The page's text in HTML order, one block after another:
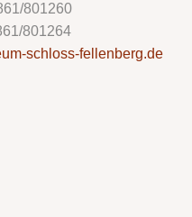
801260
801264
schloss-fellenberg.de